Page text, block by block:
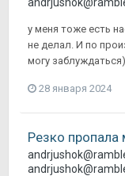
у меня тоже есть
не делал. И по
могу
28 января 2024
Резко пропала